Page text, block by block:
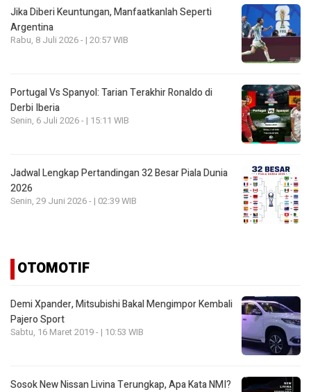
Jika Diberi Keuntungan, Manfaatkanlah Seperti
Argentina
Rabu, 8 Juli 2026 - | 20:57 WIB
Portugal Vs Spanyol: Tarian Terakhir Ronaldo di
Derbi Iberia
Senin, 6 Juli 2026 - | 15:11 WIB
Jadwal Lengkap Pertandingan 32 Besar Piala Dunia
2026
Senin, 29 Juni 2026 - | 02:39 WIB
OTOMOTIF
Demi Xpander, Mitsubishi Bakal Mengimpor Kembali
Pajero Sport
Sabtu, 16 Maret 2019 - | 10:53 WIB
Sosok New Nissan Livina Terungkap, Apa Kata NMI?